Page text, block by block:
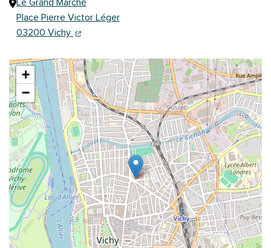
Le Grand Marché
Place Pierre Victor Léger
03200 Vichy (ouverture dans un nouvel onglet)
(ouverture dans un nouvel onglet)
+
−